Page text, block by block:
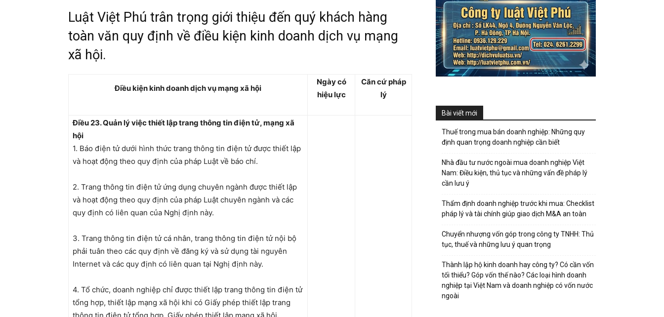
Luật Việt Phú trân trọng giới thiệu đến quý khách hàng
toàn văn quy định về điều kiện kinh doanh dịch vụ mạng
xã hội.
Điều kiện kinh doanh dịch vụ mạng xã hội
Ngày có
hiệu lực
Căn cứ pháp
lý
Điều 23. Quản lý việc thiết lập trang thông tin điện tử, mạng xã
hội
1. Báo điện tử dưới hình thức trang thông tin điện tử được thiết lập
và hoạt động theo quy định của pháp Luật về báo chí.
2. Trang thông tin điện tử ứng dụng chuyên ngành được thiết lập
và hoạt động theo quy định của pháp Luật chuyên ngành và các
quy định có liên quan của Nghị định này.
3. Trang thông tin điện tử cá nhân, trang thông tin điện tử nội bộ
phải tuân theo các quy định về đăng ký và sử dụng tài nguyên
Internet và các quy định có liên quan tại Nghị định này.
4. Tổ chức, doanh nghiệp chỉ được thiết lập trang thông tin điện tử
tổng hợp, thiết lập mạng xã hội khi có Giấy phép thiết lập trang
Bài viết mới
Thuế trong mua bán doanh nghiệp: Những quy
định quan trọng doanh nghiệp cần biết
Nhà đầu tư nước ngoài mua doanh nghiệp Việt
Nam: Điều kiện, thủ tục và những vấn đề pháp lý
cần lưu ý
Thẩm định doanh nghiệp trước khi mua: Checklist
pháp lý và tài chính giúp giao dịch M&A an toàn
Chuyển nhượng vốn góp trong công ty TNHH: Thủ
tục, thuế và những lưu ý quan trọng
Thành lập hộ kinh doanh hay công ty? Có cần vốn
tối thiểu? Góp vốn thế nào? Các loại hình doanh
nghiệp tại Việt Nam và doanh nghiệp có vốn nước
ngoài